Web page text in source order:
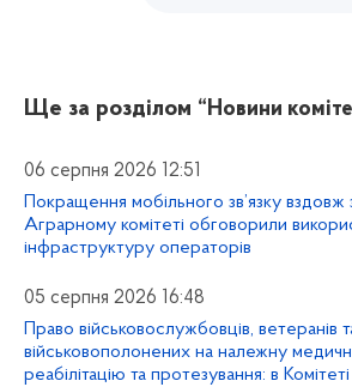
Ще за розділом “Новини
06 серпня 2026 12:51
Покращення мобільного зв’язку вздовж
Аграрному комітеті обговорили
інфраструктуру операторів
05 серпня 2026 16:48
Право військовослужбовців, ветеранів
військовополонених на належну
реабілітацію та протезування: в